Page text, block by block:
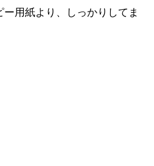
用紙より、しっかりしてま